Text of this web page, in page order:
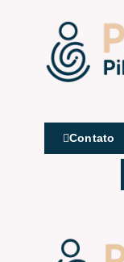
Contato